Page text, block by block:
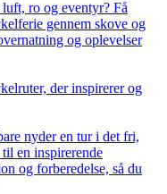
ro og eventyr? Få
gennem skove og
og oplevelser
der inspirerer og
nyder en tur i det fri,
en inspirerende
og forberedelse, så du